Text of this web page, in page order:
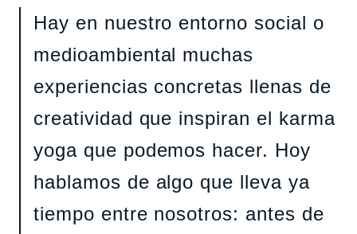
Hay en nuestro entorno social o
medioambiental muchas
experiencias concretas llenas de
creatividad que inspiran el karma
yoga que podemos hacer. Hoy
hablamos de algo que lleva ya
tiempo entre nosotros: antes de